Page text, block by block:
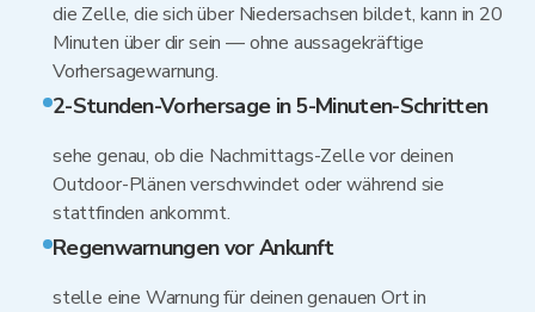
die Zelle, die sich über Niedersachsen bildet, kann in 20
Minuten über dir sein — ohne aussagekräftige
Vorhersagewarnung.
2-Stunden-Vorhersage in 5-Minuten-Schritten
sehe genau, ob die Nachmittags-Zelle vor deinen
Outdoor-Plänen verschwindet oder während sie
stattfinden ankommt.
Regenwarnungen vor Ankunft
stelle eine Warnung für deinen genauen Ort in